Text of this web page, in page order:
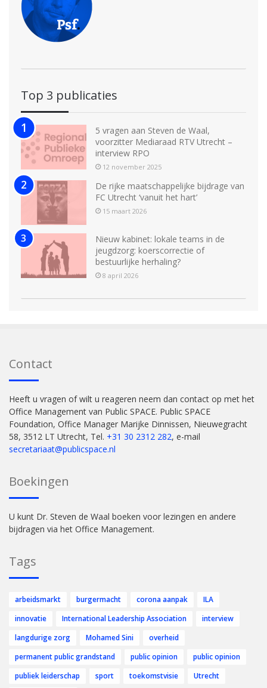
Top 3 publicaties
5 vragen aan Steven de Waal,
voorzitter Mediaraad RTV Utrecht –
interview RPO
12 november 2025
De rijke maatschappelijke bijdrage van
FC Utrecht ‘vanuit het hart’
15 maart 2026
Nieuw kabinet: lokale teams in de
jeugdzorg: koerscorrectie of
bestuurlijke herhaling?
8 april 2026
Contact
Heeft u vragen of wilt u reageren neem dan contact op met het
Office Management van Public SPACE. Public SPACE
Foundation, Office Manager Marijke Dinnissen, Nieuwegracht
58, 3512 LT Utrecht, Tel. +31 30 2312 282, e-mail
secretariaat@publicspace.nl
Boekingen
U kunt Dr. Steven de Waal boeken voor lezingen en andere
bijdragen via het Office Management.
Tags
arbeidsmarkt burgermacht corona aanpak
ILA
innovatie
International Leadership Association
interview
langdurige zorg
Mohamed Sini
overheid
permanent public grandstand
public opinion
public opinion
publiek leiderschap
sport toekomstvisie Utrecht